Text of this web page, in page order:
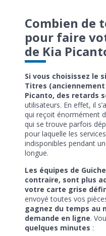
Combien de
pour faire
de Kia
Si vous choisissez le
Titres (anciennement
Picanto, des retards
utilisateurs. En effet, il
qui reçoit énormément
qui se trouve parfois
pour laquelle les
indisponibles pendant
longue.
Les équipes de
contraire, sont plus
votre carte grise
envoyé toutes vos
gagnez du temps au
demande en ligne.
quelques minutes :